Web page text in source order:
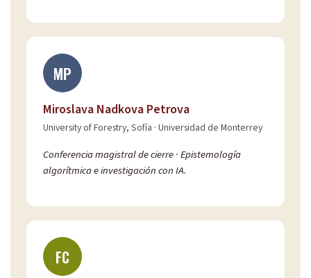
MP
Miroslava Nadkova Petrova
University of Forestry, Sofía · Universidad de Monterrey
Conferencia magistral de cierre · Epistemología
algorítmica e investigación con IA.
FC